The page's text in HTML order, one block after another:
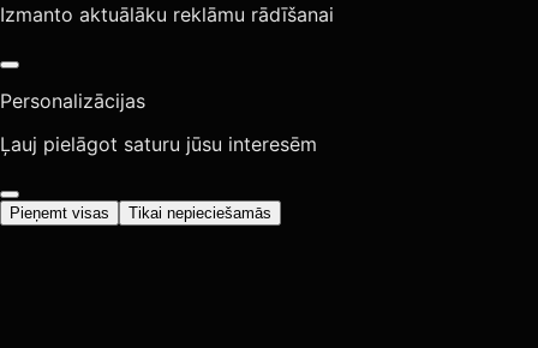
Izmanto aktuālāku reklāmu rādīšanai
Personalizācijas
Ļauj pielāgot saturu jūsu interesēm
Pieņemt visas Tikai nepieciešamās